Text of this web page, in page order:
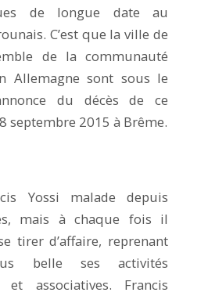
de longue date au
C’est que la ville de
de la communauté
Allemagne sont sous le
du décès de ce
septembre 2015 à Brême.
Yossi malade depuis
mais à chaque fois il
tirer d’affaire, reprenant
belle ses activités
et associatives. Francis